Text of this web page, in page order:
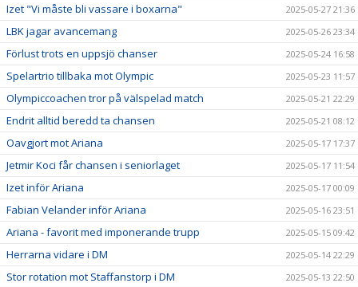
Izet "Vi måste bli vassare i boxarna" 2025-05-27 21:36
LBK jagar avancemang 2025-05-26 23:34
Förlust trots en uppsjö chanser 2025-05-24 16:58
Spelartrio tillbaka mot Olympic 2025-05-23 11:57
Olympiccoachen tror på välspelad match 2025-05-21 22:29
Endrit alltid beredd ta chansen 2025-05-21 08:12
Oavgjort mot Ariana 2025-05-17 17:37
Jetmir Koci får chansen i seniorlaget 2025-05-17 11:54
Izet inför Ariana 2025-05-17 00:09
Fabian Velander inför Ariana 2025-05-16 23:51
Ariana - favorit med imponerande trupp 2025-05-15 09:42
Herrarna vidare i DM 2025-05-14 22:29
Stor rotation mot Staffanstorp i DM 2025-05-13 22:50